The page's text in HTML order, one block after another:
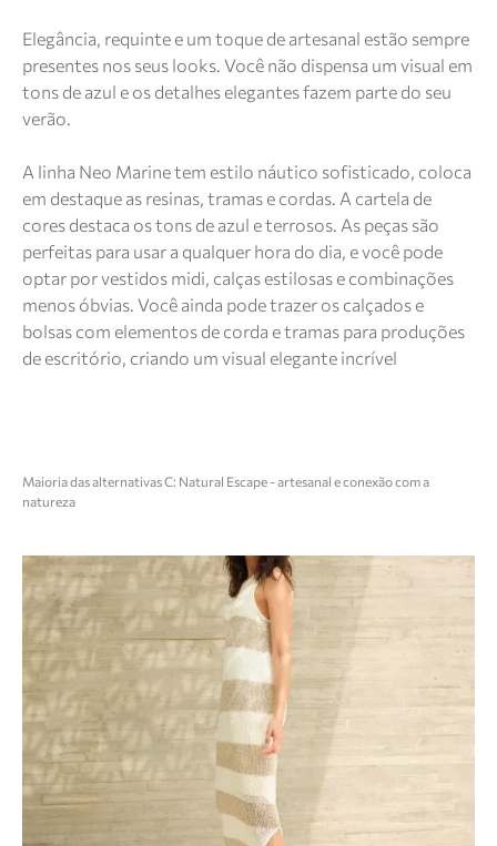
Elegância, requinte e um toque de artesanal estão sempre
presentes nos seus looks. Você não dispensa um visual em
tons de azul e os detalhes elegantes fazem parte do seu
verão.
A linha Neo Marine tem estilo náutico sofisticado, coloca
em destaque as resinas, tramas e cordas. A cartela de
cores destaca os tons de azul e terrosos. As peças são
perfeitas para usar a qualquer hora do dia, e você pode
optar por vestidos midi, calças estilosas e combinações
menos óbvias. Você ainda pode trazer os calçados e
bolsas com elementos de corda e tramas para produções
de escritório, criando um visual elegante incrível
Maioria das alternativas C: Natural Escape - artesanal e conexão com a
natureza